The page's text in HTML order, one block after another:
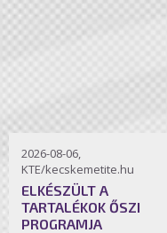
2026-08-06,
KTE/kecskemetite.hu
ELKÉSZÜLT A
TARTALÉKOK ŐSZI
PROGRAMJA